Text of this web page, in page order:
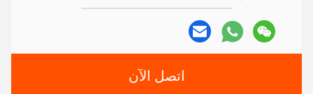
اتصل الآن